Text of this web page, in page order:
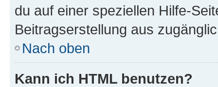
du auf einer speziellen Hilfe-
Beitragserstellung aus
Nach oben
Kann ich HTML benutzen?